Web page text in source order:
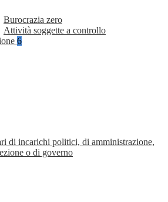
Burocrazia zero
Attività soggette a controllo
6
di incarichi politici, di amministrazione,
o di governo